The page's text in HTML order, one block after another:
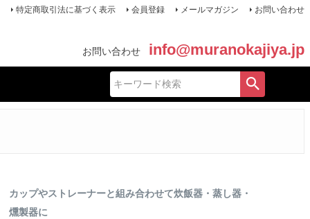
特定商取引法に基づく表示 会員登録 メールマガジン お問い合わせ
お問い合わせ info@muranokajiya.jp
カップやストレーナーと組み合わせて炊飯器・蒸し器・
燻製器に